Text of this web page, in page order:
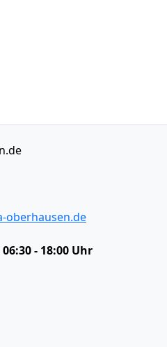
oberhausen.de
06:30 - 18:00 Uhr